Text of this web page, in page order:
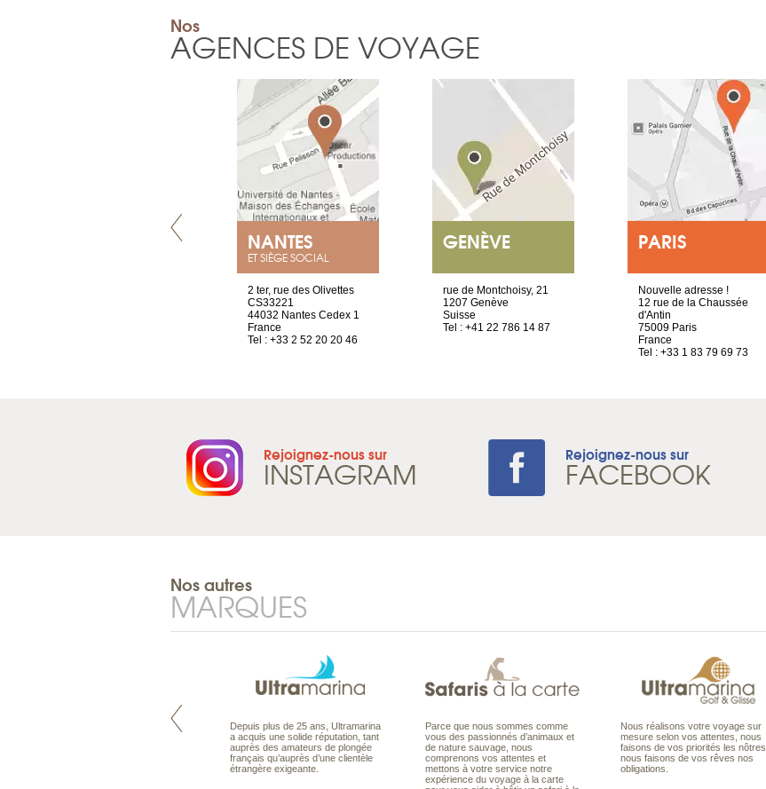
Nos
AGENCES DE VOYAGE
NANTES
ET SIÈGE SOCIAL
2 ter, rue des Olivettes
CS33221
44032 Nantes Cedex 1
France
Tel : +33 2 52 20 20 46
GENÈVE
rue de Montchoisy, 21
1207 Genève
Suisse
Tel : +41 22 786 14 87
PARIS
Nouvelle adresse !
12 rue de la Chaussée
d'Antin
75009 Paris
France
Tel : +33 1 83 79 69 73
Rejoignez-nous sur
INSTAGRAM Rejoignez-nous sur
FACEBOOK
Nos autres
MARQUES
Maldives à la Carte propose tous
Depuis plus de 25 ans, Ultramarina
a acquis une solide réputation, tant
auprès des amateurs de plongée
français qu’auprès d’une clientèle
étrangère exigeante.
Parce que nous sommes comme
vous des passionnés d’animaux et
de nature sauvage, nous
comprenons vos attentes et
mettons à votre service notre
expérience du voyage à la carte
Nous réalisons votre voyage sur
mesure selon vos attentes, nous
faisons de vos priorités les nôtres,
nous faisons de vos rêves nos
obligations.